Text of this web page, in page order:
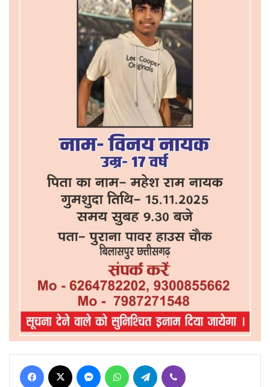
Facebook Messenger WhatsApp Telegram